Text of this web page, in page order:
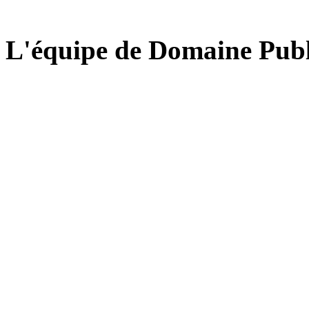
L'équipe de Domaine